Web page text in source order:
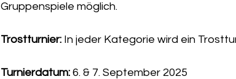
Gruppenspiele möglich.
Trostturnier: In jeder Kategorie wird ein
Turnierdatum: 6. & 7. September 2025